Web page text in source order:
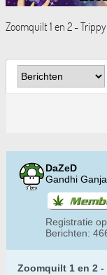
Zoomquilt 1 en 2 -
DaZeD
Gandhi
Registratie
Berichten:
Zoomquilt 1 en 2